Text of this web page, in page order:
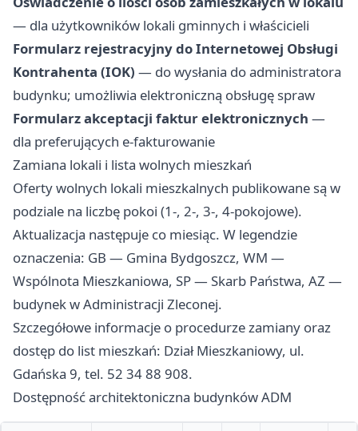
— dla użytkowników lokali gminnych i właścicieli
Formularz rejestracyjny do Internetowej Obsługi
Kontrahenta (IOK) — do wysłania do administratora
budynku; umożliwia elektroniczną obsługę spraw
Formularz akceptacji faktur elektronicznych —
dla preferujących e-fakturowanie
Zamiana lokali i lista wolnych mieszkań
Oferty wolnych lokali mieszkalnych publikowane są w
podziale na liczbę pokoi (1-, 2-, 3-, 4-pokojowe).
Aktualizacja następuje co miesiąc. W legendzie
oznaczenia: GB — Gmina Bydgoszcz, WM —
Wspólnota Mieszkaniowa, SP — Skarb Państwa, AZ —
budynek w Administracji Zleconej.
Szczegółowe informacje o procedurze zamiany oraz
dostęp do list mieszkań: Dział Mieszkaniowy, ul.
Gdańska 9, tel. 52 34 88 908.
Dostępność architektoniczna budynków ADM